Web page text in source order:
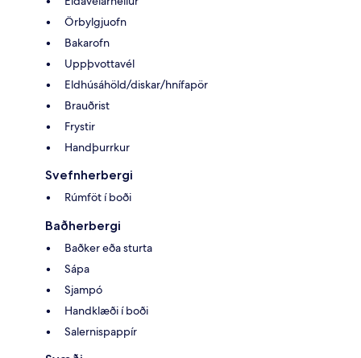
Örbylgjuofn
Bakarofn
Uppþvottavél
Eldhúsáhöld/diskar/hnífapör
Brauðrist
Frystir
Handþurrkur
Svefnherbergi
Rúmföt í boði
Baðherbergi
Baðker eða sturta
Sápa
Sjampó
Handklæði í boði
Salernispappír